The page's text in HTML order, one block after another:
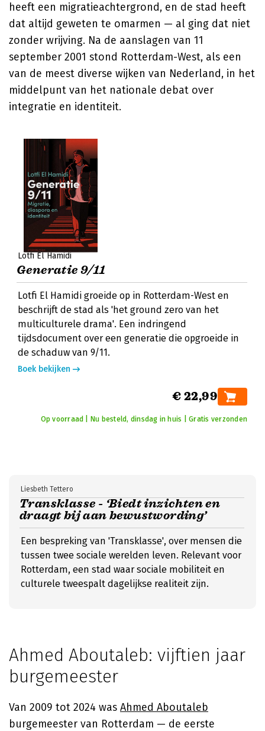
heeft een migratieachtergrond, en de stad heeft
dat altijd geweten te omarmen — al ging dat niet
zonder wrijving. Na de aanslagen van 11
september 2001 stond Rotterdam-West, als een
van de meest diverse wijken van Nederland, in het
middelpunt van het nationale debat over
integratie en identiteit.
Lotfi El Hamidi
Generatie 9/11
Lotfi El Hamidi groeide op in Rotterdam-West en
beschrijft de stad als 'het ground zero van het
multiculturele drama'. Een indringend
tijdsdocument over een generatie die opgroeide in
de schaduw van 9/11.
Boek bekijken
€ 22,99
Op voorraad | Nu besteld, dinsdag in huis | Gratis verzonden
Transklasse - ‘Biedt inzichten en
draagt bij aan bewustwording’
Liesbeth Tettero
Een bespreking van 'Transklasse', over mensen die
tussen twee sociale werelden leven. Relevant voor
Rotterdam, een stad waar sociale mobiliteit en
culturele tweespalt dagelijkse realiteit zijn.
Ahmed Aboutaleb: vijftien jaar
burgemeester
Van 2009 tot 2024 was Ahmed Aboutaleb
burgemeester van Rotterdam — de eerste